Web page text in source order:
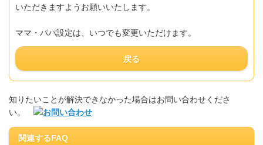
いただきますようお願いいたします。
ママ・パパ設定は、いつでも変更いただけます。
戻る
知りたいことが解決できなかった場合はお問い合わせくださ
い。
関連するFAQ